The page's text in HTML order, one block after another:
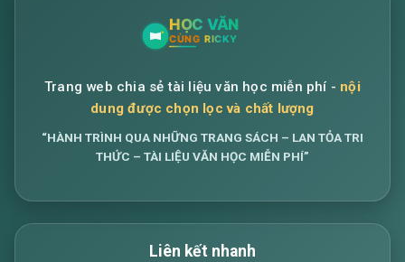
Trang web chia sẻ tài liệu văn học miễn phí - nội
dung được chọn lọc và chất lượng
“HÀNH TRÌNH QUA NHỮNG TRANG SÁCH – LAN TỎA TRI
THỨC – TÀI LIỆU VĂN HỌC MIỄN PHÍ”
Liên kết nhanh